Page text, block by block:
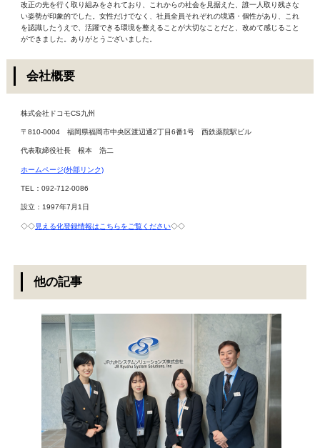
改正の先を行く取り組みをされており、これからの社会を見据えた、誰一人取り残さな
い姿勢が印象的でした。女性だけでなく、社員全員それぞれの境遇・個性があり、これ
を認識したうえで、活躍できる環境を整えることが大切なことだと、改めて感じること
ができました。ありがとうございました。
会社概要
株式会社ドコモCS九州
〒810-0004 福岡県福岡市中央区渡辺通2丁目6番1号 西鉄薬院駅ビル
代表取締役社長 根本 浩二
ホームページ(外部リンク)
TEL：092-712-0086
設立：1997年7月1日
◇◇見える化登録情報はこちらをご覧ください◇◇
他の記事